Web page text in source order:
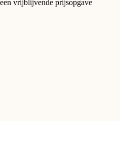
vrijblijvende prijsopgave